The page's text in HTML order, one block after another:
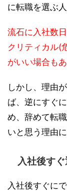
に転職を選ぶ人
流石に入社数
クリティカル(
がいい場合もあ
しかし、理由
ば、逆にすぐ
め、辞めて転
いと思う理由
入社後す
入社後すぐに